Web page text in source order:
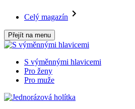
Celý magazín
Přejít na menu
S výměnnými hlavicemi
Pro ženy
Pro muže